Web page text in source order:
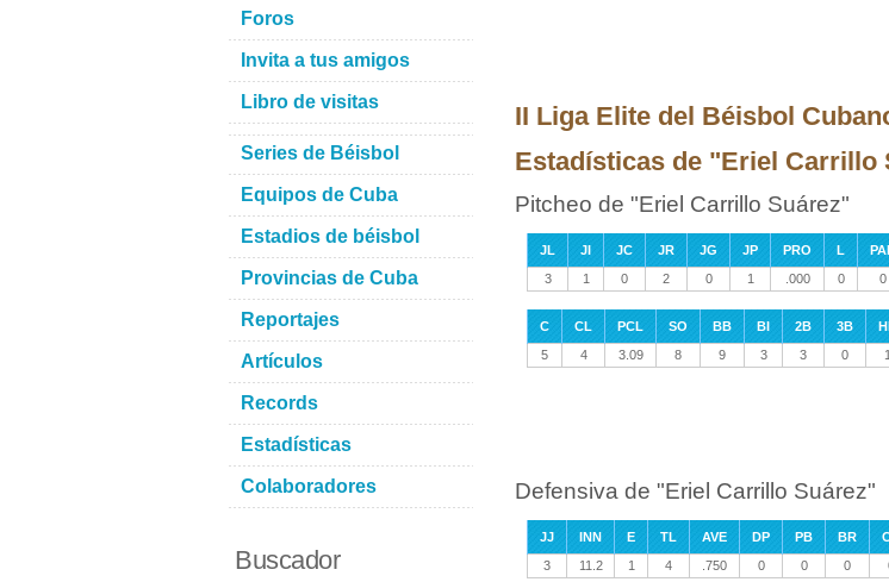
II Liga Elite del Béisbol
Estadísticas de "Eriel Carrillo
Pitcheo de "Eriel Carrillo Suárez"
JL JI JC JR JG JP PRO L
3
1 0 2 0 1 .000 0 0
C CL PCL SO BB BI 2B 3B
5
4 3.09 8 9 3 3 0 1
Defensiva de "Eriel Carrillo Suárez"
JJ INN E TL AVE DP PB BR
3
11.2 1 4 .750 0 0 0
Foros
Invita a tus amigos
Libro de visitas
Series de Béisbol
Equipos de Cuba
Estadios de béisbol
Provincias de Cuba
Reportajes
Artículos
Records
Estadísticas
Colaboradores
Buscador